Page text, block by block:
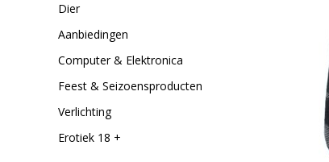
Dier
Aanbiedingen
Computer & Elektronica
Feest & Seizoensproducten
Verlichting
Erotiek 18 +